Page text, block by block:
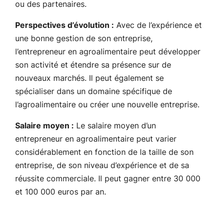
ou des partenaires.
Perspectives d’évolution : Avec de l’expérience et
une bonne gestion de son entreprise,
l’entrepreneur en agroalimentaire peut développer
son activité et étendre sa présence sur de
nouveaux marchés. Il peut également se
spécialiser dans un domaine spécifique de
l’agroalimentaire ou créer une nouvelle entreprise.
Salaire moyen : Le salaire moyen d’un
entrepreneur en agroalimentaire peut varier
considérablement en fonction de la taille de son
entreprise, de son niveau d’expérience et de sa
réussite commerciale. Il peut gagner entre 30 000
et 100 000 euros par an.